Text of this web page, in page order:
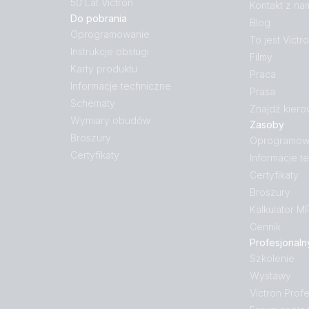
50 Lat Victron
Do pobrania
Oprogramowanie
Instrukcje obsługi
Karty produktu
Informacje techniczne
Schematy
Wymiary obudów
Broszury
Certyfikaty
Kontakt z
Blog
To jest
Filmy
Praca
Prasa
Znajdź
Zasoby
Informacje
Certyfikaty
Broszury
Kalkulator
Cennik
Szkolenie
Wystawy
Victron